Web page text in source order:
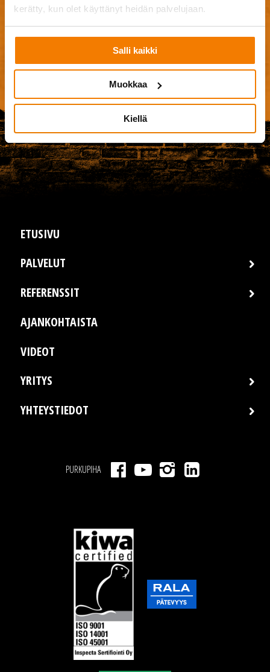
kerätty, kun olet käyttänyt heidän palvelujaan.
Salli kaikki
Muokkaa
Kiellä
Hyväksyn käyttöehdot.
ETUSIVU
PALVELUT
REFERENSSIT
AJANKOHTAISTA
VIDEOT
YRITYS
YHTEYSTIEDOT
PURKUPIHA